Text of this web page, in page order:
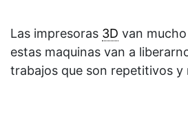
Las impresoras 3D van
estas maquinas van a
trabajos que son repetitivos y